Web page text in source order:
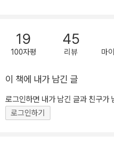
안 읽고 심사했다. 어린이 심사위
편을 뽑은 뒤, 뽑은 작품에 대한
최종 당선작은 어른 심사위원의
사위원단이 선정한 최종 본심작 2
산되는 순간까지 그 결과를 알 수
이후 지난 2월 말, 비룡소 본사에서
19
100자평
45
리뷰 마
이 책에 내가 남긴 글
로그인하면 내가 남긴 글과 친구가
로그인하기